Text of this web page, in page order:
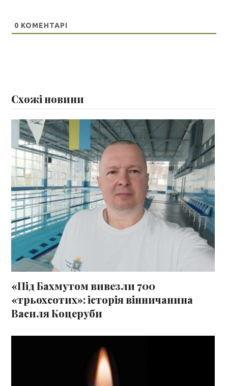
0 КОМЕНТАРІ
Схожі новини
«Під Бахмутом вивезли 700
«трьохсотих»: історія вінничанина
Василя Коцеруби